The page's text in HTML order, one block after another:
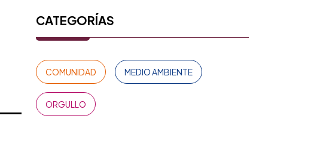
CATEGORÍAS
COMUNIDAD MEDIO AMBIENTE
ORGULLO